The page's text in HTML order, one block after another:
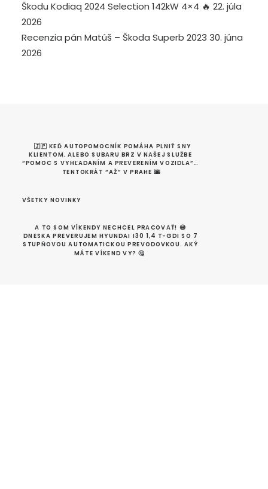
Škodu Kodiaq 2024 Selection 142kW 4×4 🔥 22. júla
2026
Recenzia pán Matúš – Škoda Superb 2023 30. júna
2026
🇯🇵 KEĎ AUTOPOMOCNÍK POMÁHA PLNIŤ SNY
KLIENTOM. ALEBO SUBARU BRZ V NAŠEJ SLUŽBE
“POMOC S VYHĽADANÍM A PREVERENÍM VOZIDLA”…
TENTOKRÁT “AŽ” V PRAHE 🌆
VŠETKY NOVINKY
A TO SOM VÍKENDY NECHCEL PRACOVAŤ! 😅
DNESKA PREVERUJEM HYUNDAI I30 1,4 T-GDI SO 7
STUPŇOVOU AUTOMATICKOU PREVODOVKOU. AKÝ
MÁTE VÍKEND VY? 🤔